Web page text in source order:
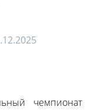
чемпионат